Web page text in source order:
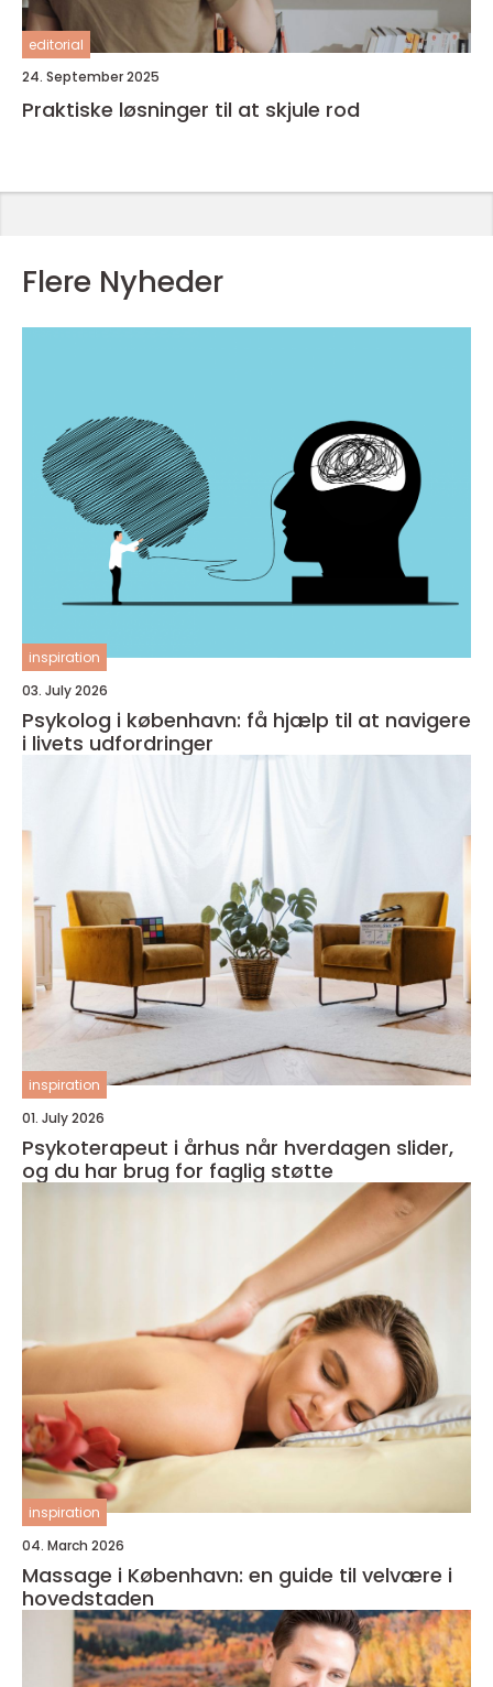
editorial
24. September 2025
Praktiske løsninger til at skjule rod
Flere Nyheder
inspiration
03. July 2026
Psykolog i københavn: få hjælp til at navigere
i livets udfordringer
inspiration
01. July 2026
Psykoterapeut i århus når hverdagen slider,
og du har brug for faglig støtte
inspiration
04. March 2026
Massage i København: en guide til velvære i
hovedstaden